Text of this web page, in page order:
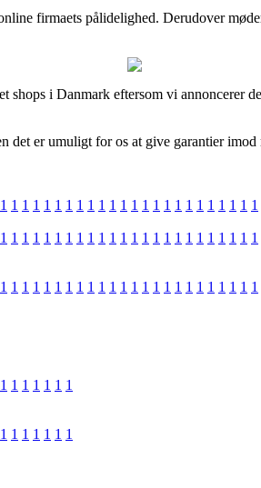
firmaets pålidelighed. Derudover
i Danmark eftersom vi annoncerer
er umuligt for os at give garantier
1 1 1 1 1 1 1 1 1 1 1 1 1 1 1 1 1 1 1 1 1 1 1 1
1 1 1 1 1 1 1 1 1 1 1 1 1 1 1 1 1 1 1 1 1 1 1 1
1 1 1 1 1 1 1 1 1 1 1 1 1 1 1 1 1 1 1 1 1 1 1 1
1 1 1 1 1 1 1
1 1 1 1 1 1 1